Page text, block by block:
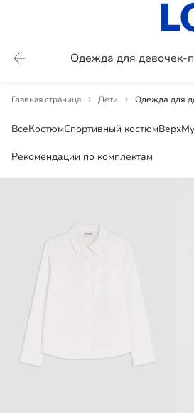
Одежда для девочек-
Главная страница Дети Одежда для
ВсеКостюмСпортивный костюмВерх
Рекомендации по комплектам